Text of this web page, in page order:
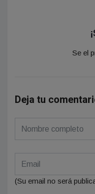
Se el
Deja tu
(Su email no será